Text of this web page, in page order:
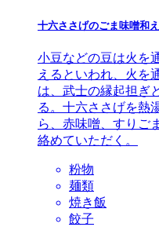
十六ささげのごま味噌
小豆などの豆は火を
えるといわれ、火を
は、武士の縁起担ぎ
る。十六ささげを熱
ら、赤味噌、すりご
絡めていただく。
粉物
麺類
焼き飯
餃子